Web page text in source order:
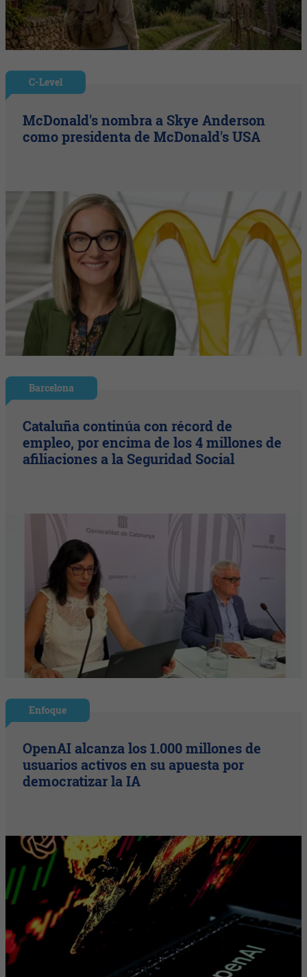
C-Level
McDonald's nombra a Skye Anderson
como presidenta de McDonald's USA
Barcelona
Cataluña continúa con récord de
empleo, por encima de los 4 millones de
afiliaciones a la Seguridad Social
Enfoque
OpenAI alcanza los 1.000 millones de
usuarios activos en su apuesta por
democratizar la IA